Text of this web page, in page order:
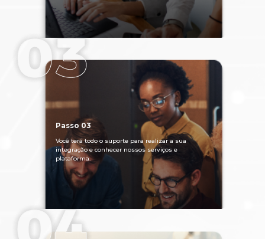
Passo 03
Você terá todo o suporte para realizar a sua
integração e conhecer nossos serviços e
plataforma.